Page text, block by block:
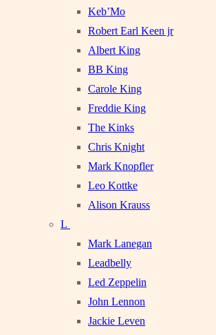
Keb’Mo
Robert Earl Keen jr
Albert King
BB King
Carole King
Freddie King
The Kinks
Chris Knight
Mark Knopfler
Leo Kottke
Alison Krauss
L
Mark Lanegan
Leadbelly
Led Zeppelin
John Lennon
Jackie Leven